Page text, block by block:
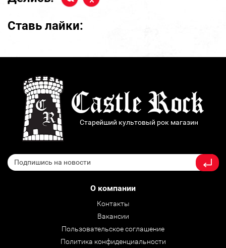
Ставь лайки:
Старейший культовый рок магазин
О компании
Контакты
Вакансии
Пользовательское соглашение
Политика конфиденциальности